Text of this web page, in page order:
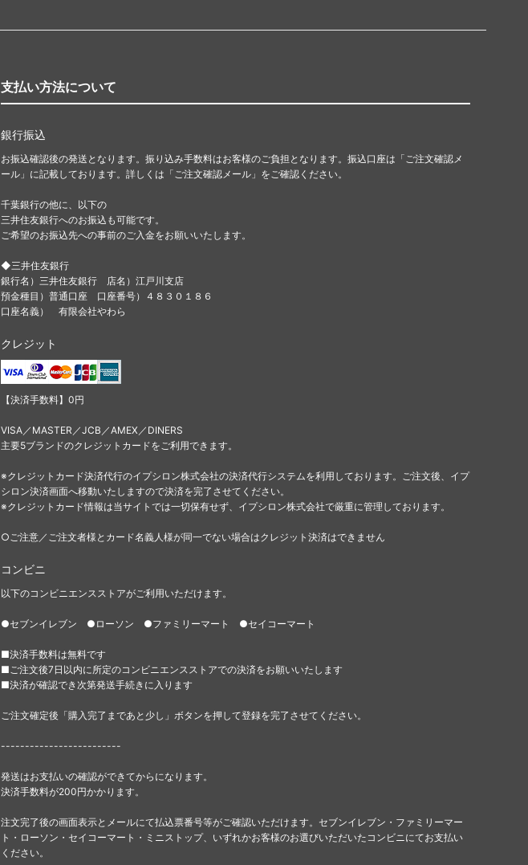
支払い方法について
銀行振込
お振込確認後の発送となります。振り込み手数料はお客様のご負担となります。振込口座は「ご注文確認メ
ール」に記載しております。詳しくは「ご注文確認メール」をご確認ください。
千葉銀行の他に、以下の
三井住友銀行へのお振込も可能です。
ご希望のお振込先への事前のご入金をお願いいたします。
◆三井住友銀行
銀行名）三井住友銀行 店名）江戸川支店
預金種目）普通口座 口座番号）４８３０１８６
口座名義） 有限会社やわら
クレジット
【決済手数料】0円
VISA／MASTER／JCB／AMEX／DINERS
主要5ブランドのクレジットカードをご利用できます。
※クレジットカード決済代行のイプシロン株式会社の決済代行システムを利用しております。ご注文後、イプ
シロン決済画面へ移動いたしますので決済を完了させてください。
※クレジットカード情報は当サイトでは一切保有せず、イプシロン株式会社で厳重に管理しております。
○ご注意／ご注文者様とカード名義人様が同一でない場合はクレジット決済はできません
コンビニ
以下のコンビニエンスストアがご利用いただけます。
●セブンイレブン ●ローソン ●ファミリーマート ●セイコーマート
■決済手数料は無料です
■ご注文後7日以内に所定のコンビニエンスストアでの決済をお願いいたします
■決済が確認でき次第発送手続きに入ります
ご注文確定後「購入完了まであと少し」ボタンを押して登録を完了させてください。
-------------------------
発送はお支払いの確認ができてからになります。
決済手数料が200円かかります。
注文完了後の画面表示とメールにて払込票番号等がご確認いただけます。セブンイレブン・ファミリーマー
ト・ローソン・セイコーマート・ミニストップ、いずれかお客様のお選びいただいたコンビニにてお支払い
ください。